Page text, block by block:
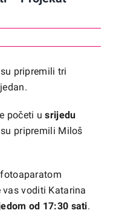
pripremili tri
početi usrijedu
pripremili Miloš
vas voditi Katarina
od 17:30 sati.